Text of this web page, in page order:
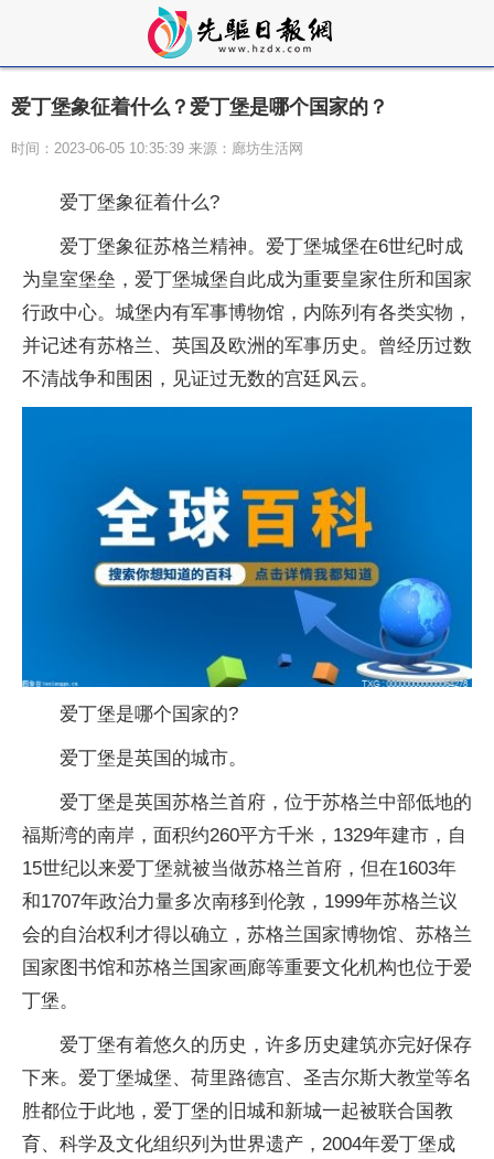
爱丁堡象征着什么？爱丁堡是哪个国家的？
时间：2023-06-05 10:35:39 来源：廊坊生活网
爱丁堡象征着什么?
爱丁堡象征苏格兰精神。爱丁堡城堡在6世纪时成
为皇室堡垒，爱丁堡城堡自此成为重要皇家住所和国家
行政中心。城堡内有军事博物馆，内陈列有各类实物，
并记述有苏格兰、英国及欧洲的军事历史。曾经历过数
不清战争和围困，见证过无数的宫廷风云。
爱丁堡是哪个国家的?
爱丁堡是英国的城市。
爱丁堡是英国苏格兰首府，位于苏格兰中部低地的
福斯湾的南岸，面积约260平方千米，1329年建市，自
15世纪以来爱丁堡就被当做苏格兰首府，但在1603年
和1707年政治力量多次南移到伦敦，1999年苏格兰议
会的自治权利才得以确立，苏格兰国家博物馆、苏格兰
国家图书馆和苏格兰国家画廊等重要文化机构也位于爱
丁堡。
爱丁堡有着悠久的历史，许多历史建筑亦完好保存
下来。爱丁堡城堡、荷里路德宫、圣吉尔斯大教堂等名
胜都位于此地，爱丁堡的旧城和新城一起被联合国教
育、科学及文化组织列为世界遗产，2004年爱丁堡成